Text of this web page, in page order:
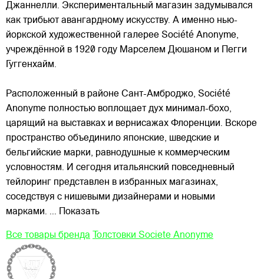
Джаннелли. Экспериментальный магазин задумывался
как трибьют авангардному искусству. А именно нью-
йоркской художественной галерее Société Anonyme,
учреждённой в 1920 году Марселем Дюшаном и Пегги
Гуггенхайм.
Расположенный в районе Сант-Амброджо, Société
Anonyme полностью воплощает дух минимал-бохо,
царящий на выставках и вернисажах Флоренции. Вскоре
пространство объединило японские, шведские и
бельгийские марки, равнодушные к коммерческим
условностям. И сегодня итальянский повседневный
тейлоринг представлен в избранных магазинах,
соседствуя с нишевыми дизайнерами и новыми
марками. ... Показать
Все товары бренда Толстовки Societe Anonyme